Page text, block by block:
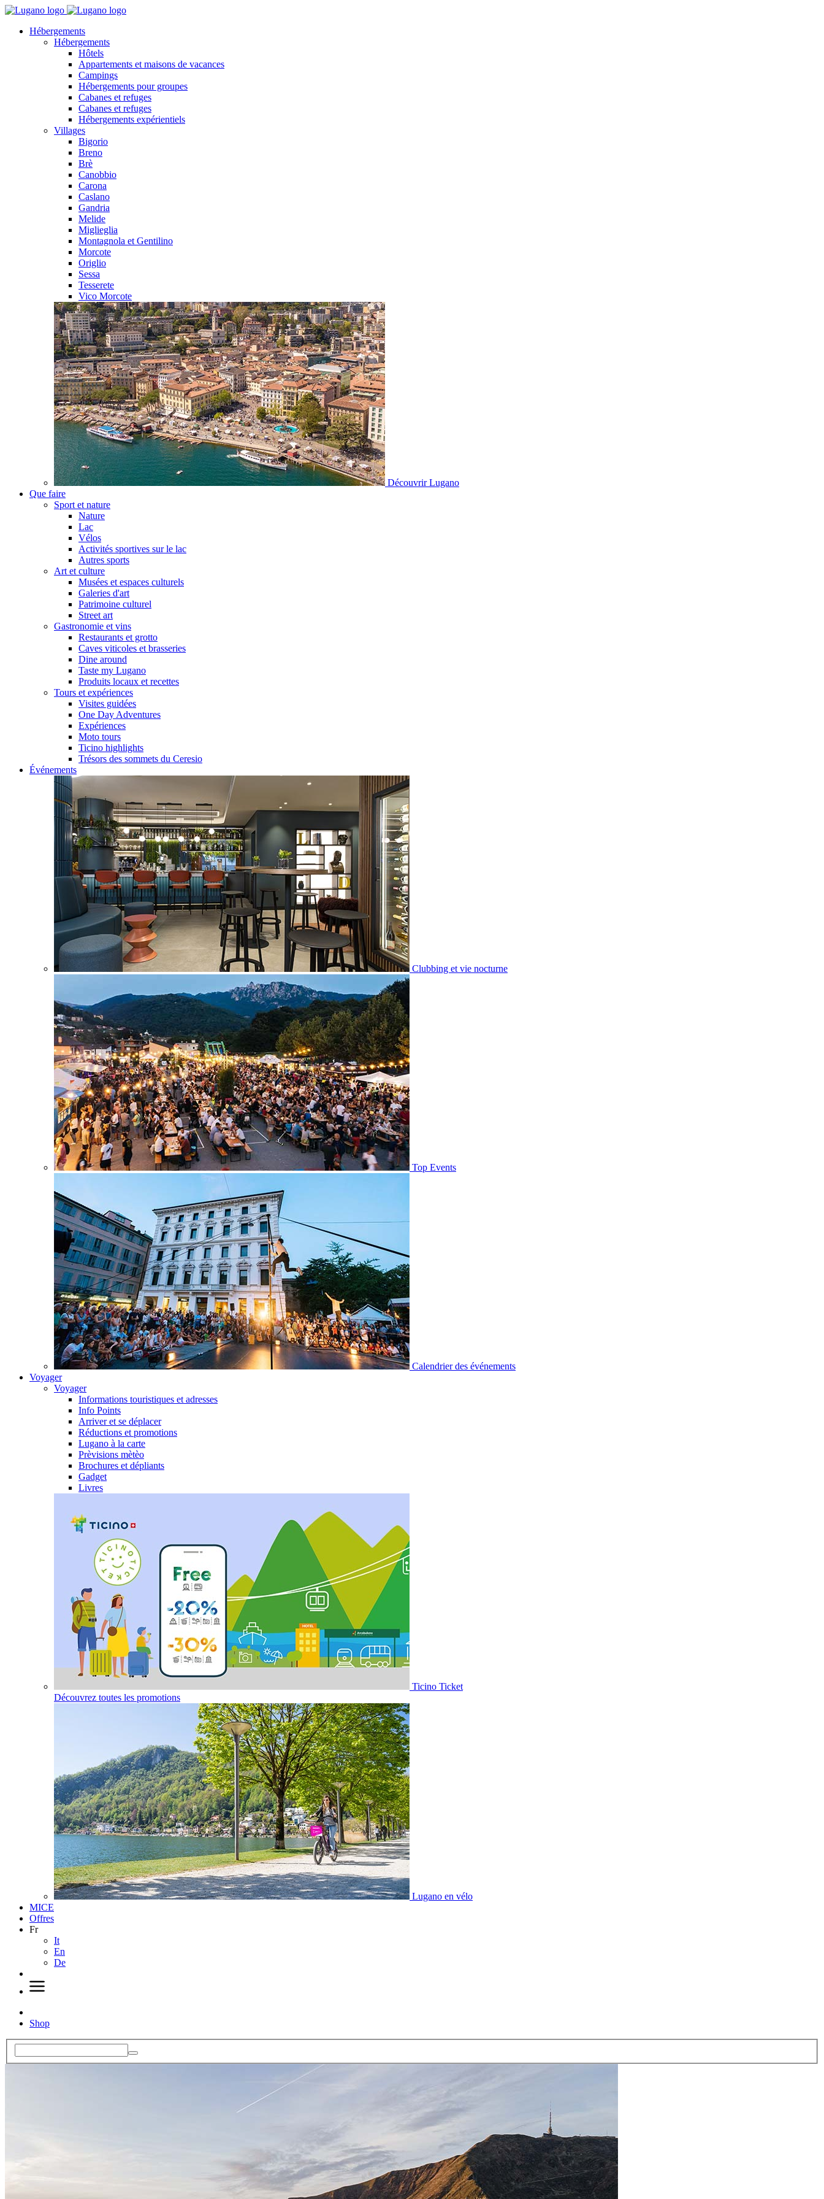
Hébergements
Hébergements
Hôtels
Appartements et maisons de vacances
Campings
Hébergements pour groupes
Cabanes et refuges
Cabanes et refuges
Hébergements expérientiels
Villages
Bigorio
Breno
Brè
Canobbio
Carona
Caslano
Gandria
Melide
Miglieglia
Montagnola et Gentilino
Morcote
Origlio
Sessa
Tesserete
Vico Morcote
Découvrir Lugano
Que faire
Sport et nature
Nature
Lac
Vélos
Activités sportives sur le lac
Autres sports
Art et culture
Musées et espaces culturels
Galeries d'art
Patrimoine culturel
Street art
Gastronomie et vins
Restaurants et grotto
Caves viticoles et brasseries
Dine around
Taste my Lugano
Produits locaux et recettes
Tours et expériences
Visites guidées
One Day Adventures
Expériences
Moto tours
Ticino highlights
Trésors des sommets du Ceresio
Événements
Clubbing et vie nocturne
Top Events
Calendrier des événements
Voyager
Voyager
Informations touristiques et adresses
Info Points
Arriver et se déplacer
Réductions et promotions
Lugano à la carte
Prèvisions mètèo
Brochures et dépliants
Gadget
Livres
Ticino Ticket
Découvrez toutes les promotions
Lugano en vélo
MICE
Offres
Fr
It
En
De
Shop